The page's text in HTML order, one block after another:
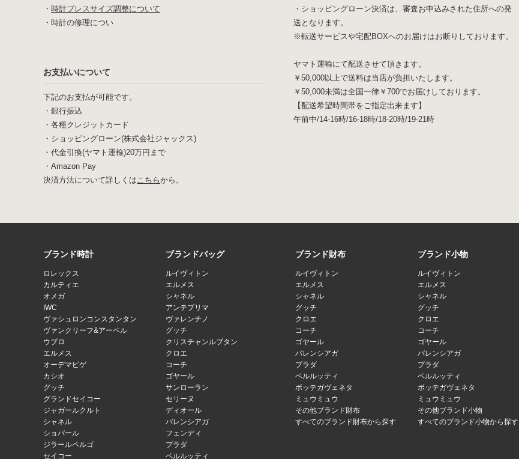
・ 時計ブレスサイズ調整について
・ 時計の修理につい
お支払いについて
下記のお支払が可能です。
・銀行振込
・各種クレジットカード
・ショッピングローン(株式会社ジャックス)
・代金引換(ヤマト運輸)20万円まで
・Amazon Pay
決済方法について詳しくはこちらから。
・ショッピングローン決済は、審査お申込みされた住所への発
送となります。
※転送サービスや宅配BOXへのお届けはお断りしております。
ヤマト運輸にて配送させて頂きます。
￥50,000以上で送料は当店が負担いたします。
￥50,000未満は全国一律￥700でお届けしております。
【配送希望時間帯をご指定出来ます】
午前中/14-16時/16-18時/18-20時/19-21時
ブランド時計
ロレックス
カルティエ
オメガ
IWC
ヴァシュロンコンスタンタン
ヴァンクリーフ&アーペル
ウブロ
エルメス
オーデマピゲ
カシオ
グッチ
グランドセイコー
ジャガールクルト
シャネル
ショパール
ジラールペルゴ
セイコー
ブランドバッグ
ルイヴィトン
エルメス
シャネル
アンテプリマ
ヴァレンチノ
グッチ
クリスチャンルブタン
クロエ
コーチ
ゴヤール
サンローラン
セリーヌ
ディオール
バレンシアガ
フェンディ
プラダ
ベルルッティ
ブランド財布
ルイヴィトン
エルメス
シャネル
グッチ
クロエ
コーチ
ゴヤール
バレンシアガ
プラダ
ベルルッティ
ボッテガヴェネタ
ミュウミュウ
その他ブランド財布
すべてのブランド財布から探す
ブランド小物
ルイヴィトン
エルメス
シャネル
グッチ
クロエ
コーチ
ゴヤール
バレンシアガ
プラダ
ベルルッティ
ボッテガヴェネタ
ミュウミュウ
その他ブランド小物
すべてのブランド小物から探す